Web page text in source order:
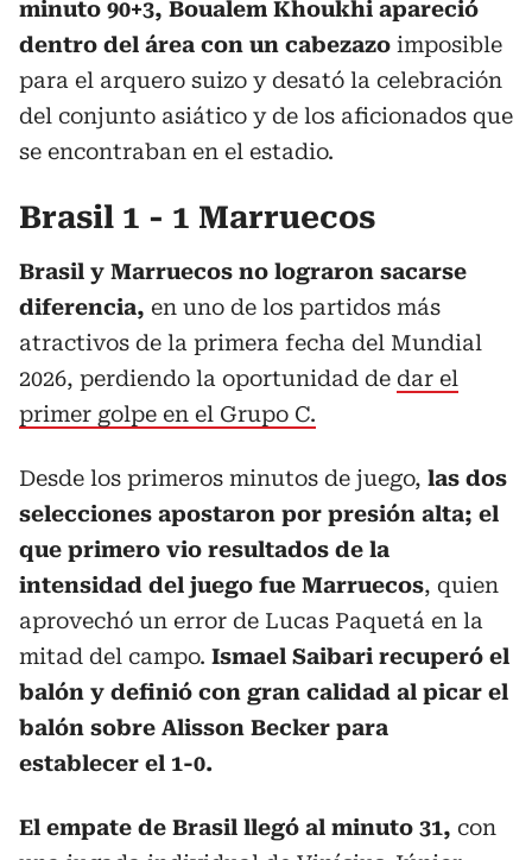
minuto 90+3, Boualem Khoukhi apareció
dentro del área con un cabezazo imposible
para el arquero suizo y desató la celebración
del conjunto asiático y de los aficionados que
se encontraban en el estadio.
Brasil 1 - 1 Marruecos
Brasil y Marruecos no lograron sacarse
diferencia, en uno de los partidos más
atractivos de la primera fecha del Mundial
2026, perdiendo la oportunidad de dar el
primer golpe en el Grupo C.
Desde los primeros minutos de juego, las dos
selecciones apostaron por presión alta; el
que primero vio resultados de la
intensidad del juego fue Marruecos, quien
aprovechó un error de Lucas Paquetá en la
mitad del campo. Ismael Saibari recuperó el
balón y definió con gran calidad al picar el
balón sobre Alisson Becker para
establecer el 1-0.
El empate de Brasil llegó al minuto 31, con